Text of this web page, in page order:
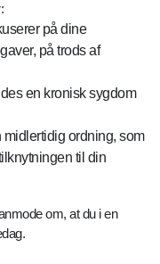
på dine
på trods af
en kronisk sygdom
ordning, som
til din
om, at du i en